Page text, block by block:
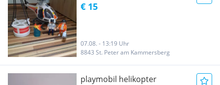
€ 15
07.08. - 13:19 Uhr
8843 St. Peter am Kammersberg
playmobil helikopter